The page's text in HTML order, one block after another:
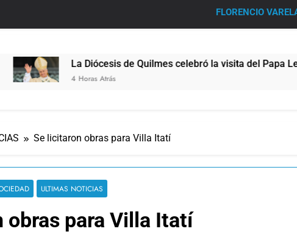
FLORENCIO
La Diócesis de Quilmes celebró la visita del Papa León XIV a la
4 Horas Atrás
Se licitaron obras para Villa Itatí
ULTIMAS NOTICIAS
obras para Villa Itatí